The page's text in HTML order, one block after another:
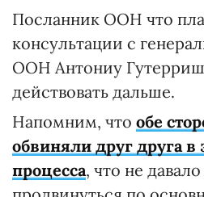
Посланник ООН что
консультации с
ООН Антониу
действовать дальше.
Напомним, что обе
обвиняли друг друга в
процесса, что не